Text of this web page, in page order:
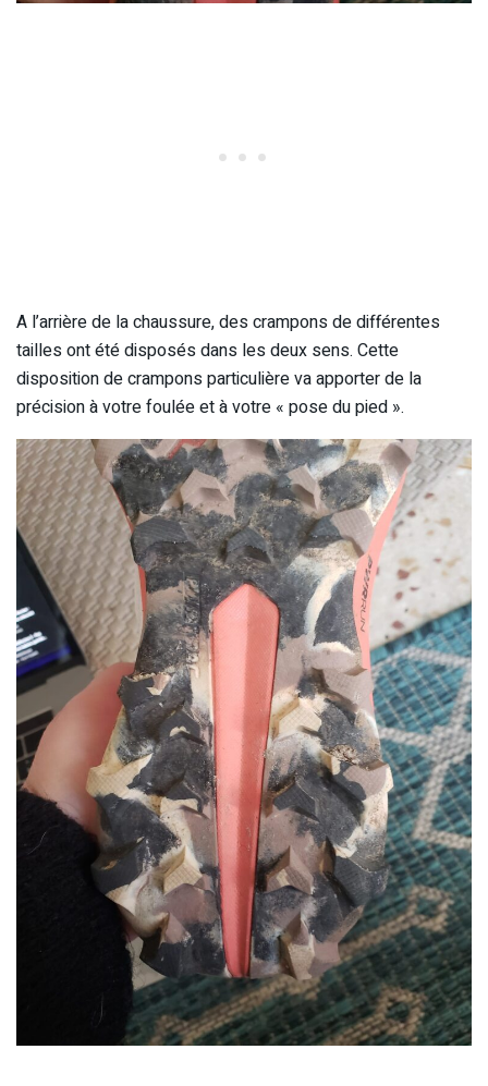
A l’arrière de la chaussure, des crampons de différentes
tailles ont été disposés dans les deux sens. Cette
disposition de crampons particulière va apporter de la
précision à votre foulée et à votre « pose du pied ».